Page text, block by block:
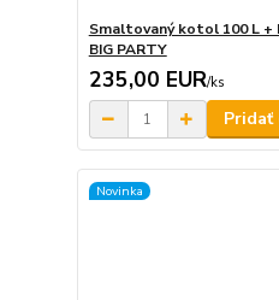
Smaltovaný kotol 100 L +
BIG PARTY
235,00 EUR/ks
Pridať
Novinka